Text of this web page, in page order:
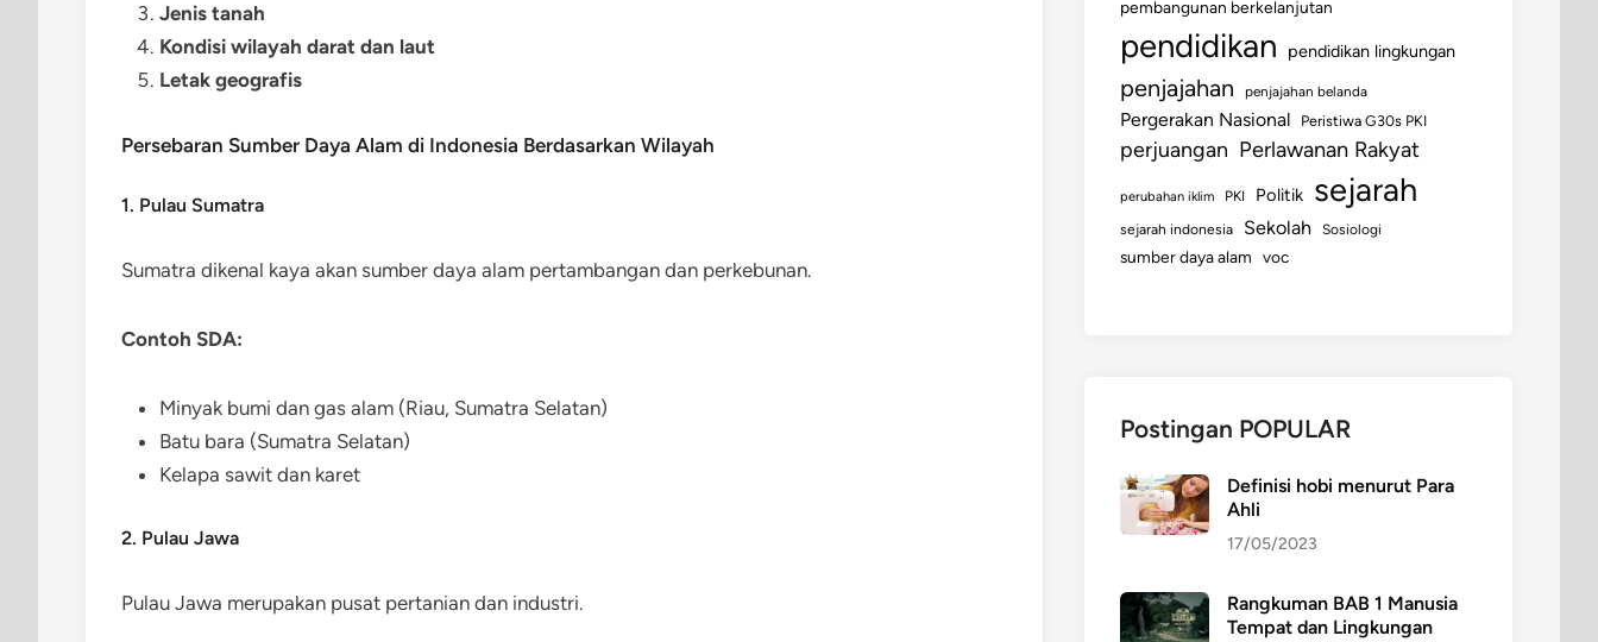
Jenis tanah
Kondisi wilayah darat dan laut
Letak geografis
Persebaran Sumber Daya Alam di Indonesia Berdasarkan Wilayah
1. Pulau Sumatra
Sumatra dikenal kaya akan sumber daya alam pertambangan dan perkebunan.
Contoh SDA:
Minyak bumi dan gas alam (Riau, Sumatra Selatan)
Batu bara (Sumatra Selatan)
Kelapa sawit dan karet
2. Pulau Jawa
Pulau Jawa merupakan pusat pertanian dan industri.
pembangunan berkelanjutan
pendidikan pendidikan lingkungan
penjajahan penjajahan belanda
Pergerakan Nasional Peristiwa G30s PKI
perjuangan Perlawanan Rakyat
perubahan iklim PKI Politik sejarah
sejarah indonesia Sekolah Sosiologi
sumber daya alam voc
Postingan POPULAR
Definisi hobi menurut Para
Ahli
17/05/2023
Rangkuman BAB 1 Manusia
Tempat dan Lingkungan